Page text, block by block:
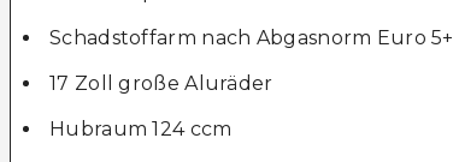
Schadstoffarm nach Abgasnorm Euro 5+
17 Zoll große Aluräder
Hubraum 124 ccm